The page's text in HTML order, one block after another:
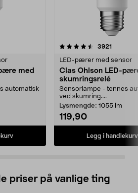
med
automatisk
3921
LED-pærer med sensor
Clas Ohlson LED-
skumringsrelé
Sensorlampe - tennes
ved skumring....
Lysmengde: 1055 lm
119,90
Legg i handlekurv
4.5 av 5 stjerner
priser på vanlige ting